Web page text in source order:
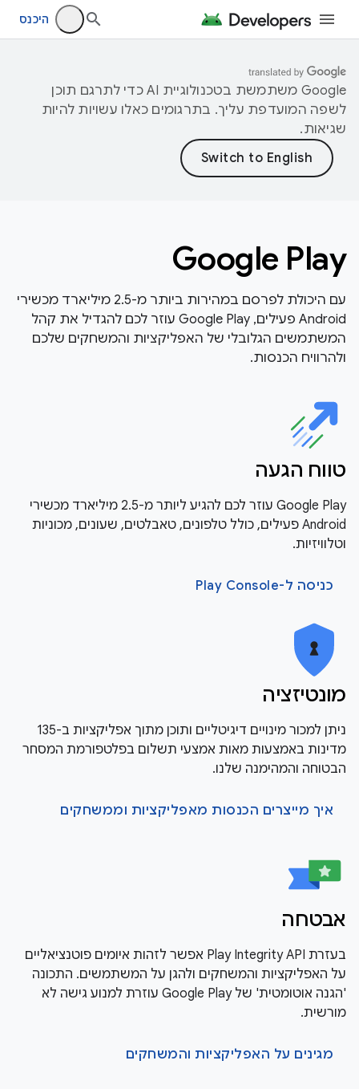
היכנס
‫Google משתמשת בטכנולוגיית AI כדי לתרגם תוכן
לשפה המועדפת עליך. בתרגומים כאלו עשויות להיות
שגיאות.
Google Play
עם היכולת לפרסם במהירות ביותר מ-2.5 מיליארד מכשירי
Android פעילים, Google Play עוזר לכם להגדיל את קהל
המשתמשים הגלובלי של האפליקציות והמשחקים שלכם
ולהרוויח הכנסות.
טווח הגעה
Google Play עוזר לכם להגיע ליותר מ-2.5 מיליארד מכשירי
Android פעילים, כולל טלפונים, טאבלטים, שעונים, מכוניות
וטלוויזיות.
כניסה ל-Play Console
מונטיזציה
ניתן למכור מינויים דיגיטליים ותוכן מתוך אפליקציות ב-135
מדינות באמצעות מאות אמצעי תשלום בפלטפורמת המסחר
הבטוחה והמהימנה שלנו.
איך מייצרים הכנסות מאפליקציות וממשחקים
אבטחה
בעזרת Play Integrity API אפשר לזהות איומים פוטנציאליים
על האפליקציות והמשחקים ולהגן על המשתמשים. התכונה
'הגנה אוטומטית' של Google Play עוזרת למנוע גישה לא
מורשית.
מגינים על האפליקציות והמשחקים